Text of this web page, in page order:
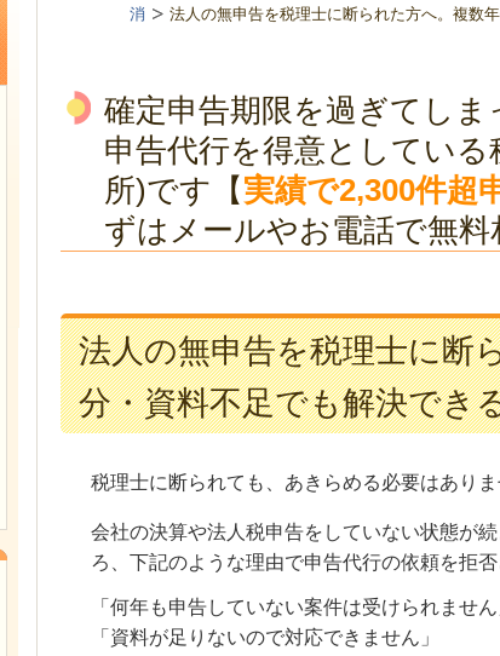
消
法人の無申告を税理士に断られた方へ。複数
確定申告期限を過ぎてし
申告代行を得意としてい
所)です【実績で2,300件超
ずはメールやお電話で無料
法人の無申告を税理士に断
分・資料不足でも解決でき
税理士に断られても、あきらめる必要はありま
会社の決算や法人税申告をしていない状態が
ろ、下記のような理由で申告代行の依頼を拒
「何年も申告していない案件は受けられません
「資料が足りないので対応できません」